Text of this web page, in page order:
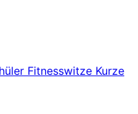
Fitnesswitze Kurze